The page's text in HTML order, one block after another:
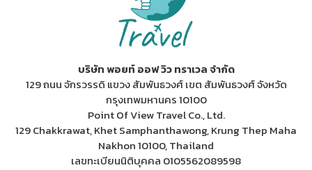
บริษัท พอยท์ ออฟ วิว ทราเวล จำกัด
129 ถนน จักรวรรดิ แขวง สัมพันธวงศ์ เขต สัมพันธวงศ์ จังหวัด
กรุงเทพมหานคร 10100
Point Of View Travel Co., Ltd.
129 Chakkrawat, Khet Samphanthawong, Krung Thep Maha
Nakhon 10100, Thailand
เลขทะเบียนนิติบุคคล 0105562089598